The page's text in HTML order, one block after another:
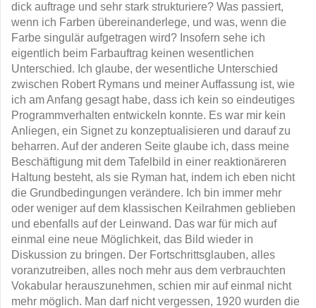
dick auftrage und sehr stark strukturiere? Was passiert,
wenn ich Farben übereinanderlege, und was, wenn die
Farbe singulär aufgetragen wird? Insofern sehe ich
eigentlich beim Farbauftrag keinen wesentlichen
Unterschied. Ich glaube, der wesentliche Unterschied
zwischen Robert Rymans und meiner Auffassung ist, wie
ich am Anfang gesagt habe, dass ich kein so eindeutiges
Programmverhalten entwickeln konnte. Es war mir kein
Anliegen, ein Signet zu konzeptualisieren und darauf zu
beharren. Auf der anderen Seite glaube ich, dass meine
Beschäftigung mit dem Tafelbild in einer reaktionäreren
Haltung besteht, als sie Ryman hat, indem ich eben nicht
die Grundbedingungen verändere. Ich bin immer mehr
oder weniger auf dem klassischen Keilrahmen geblieben
und ebenfalls auf der Leinwand. Das war für mich auf
einmal eine neue Möglichkeit, das Bild wieder in
Diskussion zu bringen. Der Fortschrittsglauben, alles
voranzutreiben, alles noch mehr aus dem verbrauchten
Vokabular herauszunehmen, schien mir auf einmal nicht
mehr möglich. Man darf nicht vergessen, 1920 wurden die